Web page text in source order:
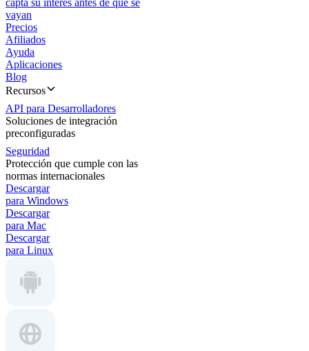
capta su interés antes de que se
vayan
Precios
Afiliados
Ayuda
Aplicaciones
Blog
Recursos
API para Desarrolladores
Soluciones de integración
preconfiguradas
Seguridad
Protección que cumple con las
normas internacionales
Descargar
para Windows
Descargar
para Mac
Descargar
para Linux